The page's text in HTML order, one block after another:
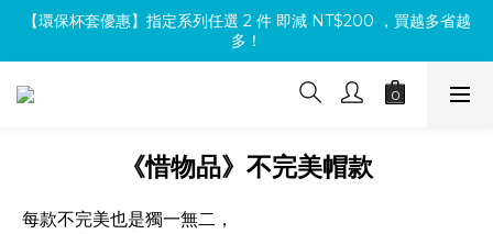
下單前先登入會員 🆓🚚全店消費滿$1000即享免運🚚🆓
【環保杯套優惠】指定系列任選 2 件 即減 NT$200 ，買越多省越
多！
【買包送氈】購買小方包、mini包系列，即贈魔鬼氈（隨機款式）
下單前先登入會員 🆓🚚全店消費滿$1000即享免運🚚🆓
《惜物品》不完美帽款
每款不完美也是獨一無二，